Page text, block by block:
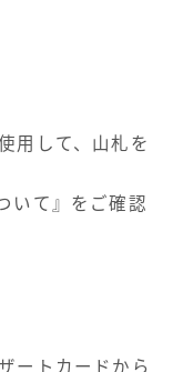
用して、山札を
いて』をご確認
ートカードから